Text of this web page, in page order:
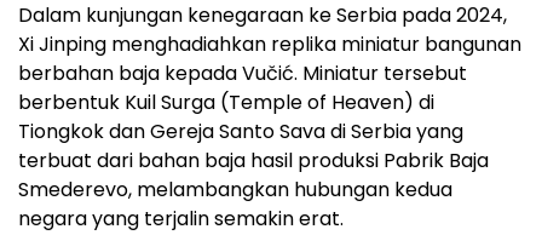
Dalam kunjungan kenegaraan ke Serbia pada 2024,
Xi Jinping menghadiahkan replika miniatur bangunan
berbahan baja kepada Vučić. Miniatur tersebut
berbentuk Kuil Surga (Temple of Heaven) di
Tiongkok dan Gereja Santo Sava di Serbia yang
terbuat dari bahan baja hasil produksi Pabrik Baja
Smederevo, melambangkan hubungan kedua
negara yang terjalin semakin erat.